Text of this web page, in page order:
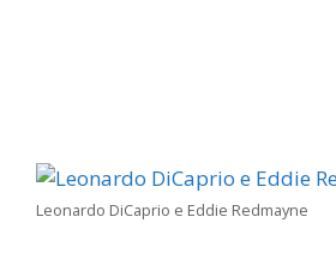
Leonardo DiCaprio e Eddie Redmayne